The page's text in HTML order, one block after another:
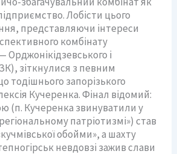
Лобісти цього
представляючи інтереси
комбінату
Орджонікідзевського і
зіткнулися з певним
тодішнього запорізького
Кучеренка. Фінал відомий:
(п. Кучеренка звинуватили у
патріотизмі») став
обойми», а шахту
невдовзі зажив слави